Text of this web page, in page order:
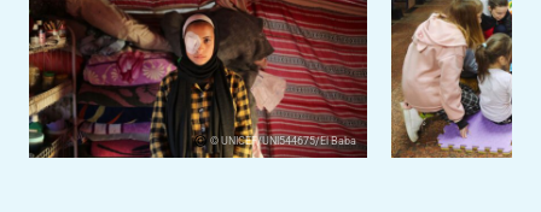
© UNICEF/UNI544675/El Baba